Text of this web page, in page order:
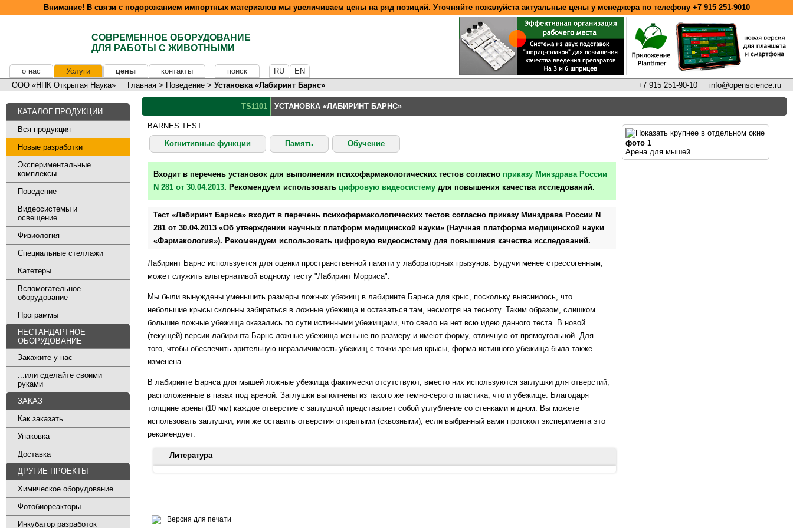
Внимание! В связи с подорожанием импортных материалов мы увеличиваем цены на ряд позиций. Уточняйте пожалуйста актуальные цены у менеджера по телефону +7 915 251-9010
СОВРЕМЕННОЕ ОБОРУДОВАНИЕ
ДЛЯ РАБОТЫ С ЖИВОТНЫМИ
о нас Услуги цены контакты поиск RU
EN
info@openscience.ru
+7 915 251-90-10
ООО «НПК Открытая Наука» Главная > Поведение > Установка «Лабиринт Барнс»
КАТАЛОГ ПРОДУКЦИИ
Вся продукция
Новые разработки
Экспериментальные
комплексы
Поведение
Видеосистемы и
освещение
Физиология
Специальные стеллажи
Катетеры
Вспомогательное
оборудование
Программы
НЕСТАНДАРТНОЕ
ОБОРУДОВАНИЕ
Закажите у нас
...или сделайте своими
руками
ЗАКАЗ
Как заказать
Упаковка
Доставка
ДРУГИЕ ПРОЕКТЫ
Химическое оборудование
Фотобиореакторы
Инкубатор разработок
TS1101 УСТАНОВКА «ЛАБИРИНТ БАРНС»
BARNES TEST
Когнитивные функции
Память Обучение
Входит в перечень установок для выполнения психофармакологических тестов согласно приказу Минздрава России
N 281 от 30.04.2013. Рекомендуем использовать цифровую видеосистему для повышения качества исследований.
Тест «Лабиринт Барнса» входит в перечень психофармакологических тестов согласно приказу Минздрава России N
281 от 30.04.2013 «Об утверждении научных платформ медицинской науки» (Научная платформа медицинской науки
«Фармакология»). Рекомендуем использовать цифровую видеосистему для повышения качества исследований.
Лабиринт Барнс используется для оценки пространственной памяти у лабораторных грызунов. Будучи менее стрессогенным,
может служить альтернативой водному тесту "Лабиринт Морриса".
Мы были вынуждены уменьшить размеры ложных убежищ в лабиринте Барнса для крыс, поскольку выяснилось, что
небольшие крысы склонны забираться в ложные убежища и оставаться там, несмотря на тесноту. Таким образом, слишком
большие ложные убежища оказались по сути истинными убежищами, что свело на нет всю идею данного теста. В новой
(текущей) версии лабиринта Барнс ложные убежища меньше по размеру и имеют форму, отличную от прямоугольной. Для
того, чтобы обеспечить зрительную неразличимость убежищ с точки зрения крысы, форма истинного убежища была также
изменена.
В лабиринте Барнса для мышей ложные убежища фактически отсутствуют, вместо них используются заглушки для отверстий,
расположенные в пазах под ареной. Заглушки выполнены из такого же темно-серого пластика, что и убежище. Благодаря
толщине арены (10 мм) каждое отверстие с заглушкой представляет собой углубление со стенками и дном. Вы можете
использовать заглушки, или же оставить отверстия открытыми (сквозными), если выбранный вами протокол эксперимента это
рекомендует.
Литература
Physiol Psychol 93(1): 74-104.
Версия для печати
фото 1
Арена для мышей